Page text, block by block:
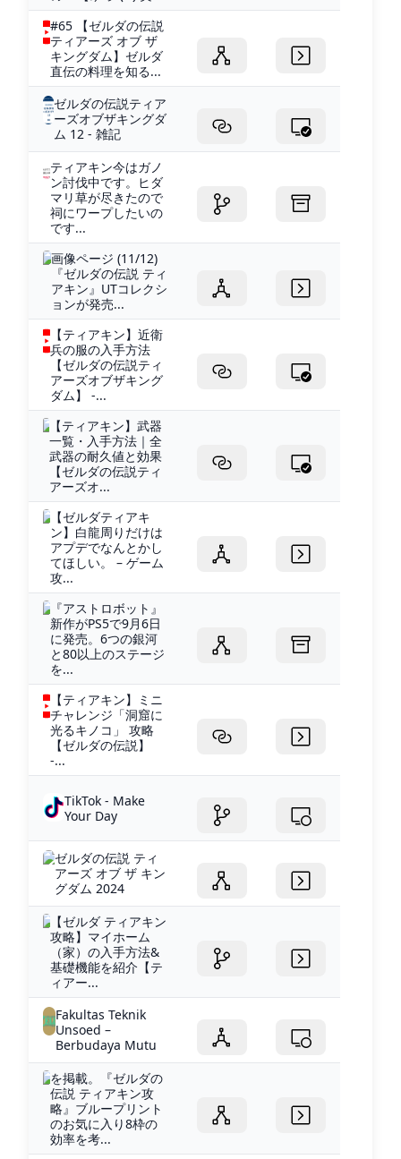
#65 【ゼルダの伝説
ティアーズ オブ ザ
キングダム】ゼルダ
直伝の料理を知る...
ゼルダの伝説ティア
ーズオブザキングダ
ム 12 - 雑記
ティアキン今はガノ
ン討伐中です。ヒダ
マリ草が尽きたので
祠にワープしたいの
です...
画像ページ (11/12)
『ゼルダの伝説 ティ
アキン』UTコレクシ
ョンが発売...
【ティアキン】近衛
兵の服の入手方法
【ゼルダの伝説ティ
アーズオブザキング
ダム】 -...
【ティアキン】武器
一覧・入手方法｜全
武器の耐久値と効果
【ゼルダの伝説ティ
アーズオ...
【ゼルダティアキ
ン】白龍周りだけは
アプデでなんとかし
てほしい。 – ゲーム
攻...
『アストロボット』
新作がPS5で9月6日
に発売。6つの銀河
と80以上のステージ
を...
【ティアキン】ミニ
チャレンジ「洞窟に
光るキノコ」 攻略
【ゼルダの伝説】
-...
TikTok - Make
Your Day
ゼルダの伝説 ティ
アーズ オブ ザ キン
グダム 2024
【ゼルダ ティアキン
攻略】マイホーム
（家）の入手方法&
基礎機能を紹介【テ
ィアー...
Fakultas Teknik
Unsoed –
Berbudaya Mutu
を掲載。『ゼルダの
伝説 ティアキン攻
略』ブループリント
のお気に入り8枠の
効率を考...